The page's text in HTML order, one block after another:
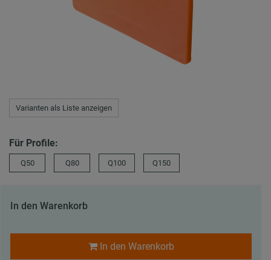
Varianten als Liste anzeigen
Für Profile:
Q50 Q80 Q100 Q150
In den Warenkorb
In den Warenkorb